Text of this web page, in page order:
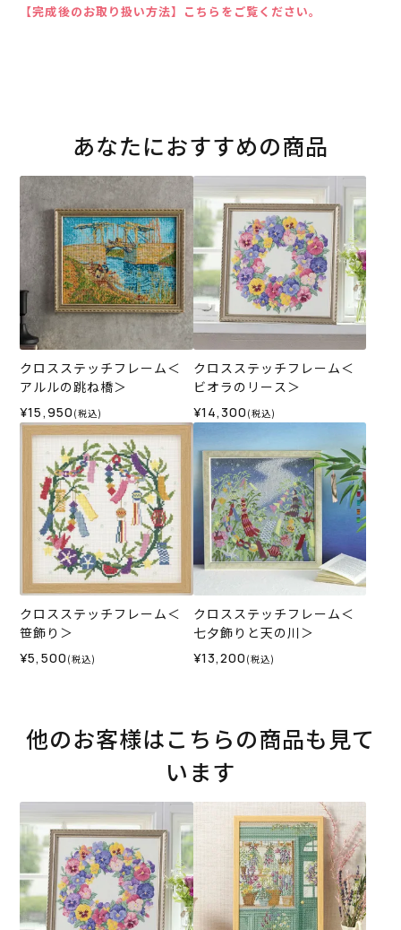
【完成後のお取り扱い方法】こちらをご覧ください。
あなたにおすすめの商品
クロスステッチフレーム＜
アルルの跳ね橋＞
¥15,950 (税込)
クロスステッチフレーム＜
ビオラのリース＞
¥14,300 (税込)
クロスステッチフレーム＜
笹飾り＞
¥5,500 (税込)
クロスステッチフレーム＜
七夕飾りと天の川＞
¥13,200 (税込)
他のお客様はこちらの商品も見て
います